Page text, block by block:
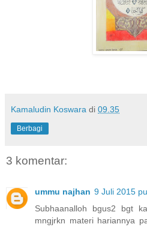
Kamaludin Koswara di 09.35
Berbagi
3 komentar:
ummu najhan 9 Juli 2015
Subhaanalloh bgus2 bgt
mngjrkn materi hariannya